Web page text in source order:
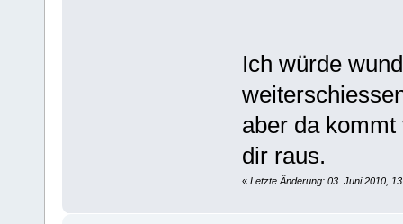
Ich würde
aber da
dir raus.
« Letzte Änderung: 03. Juni 2010,